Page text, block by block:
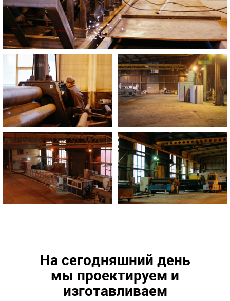
На сегодняшний день
мы проектируем и
изготавливаем